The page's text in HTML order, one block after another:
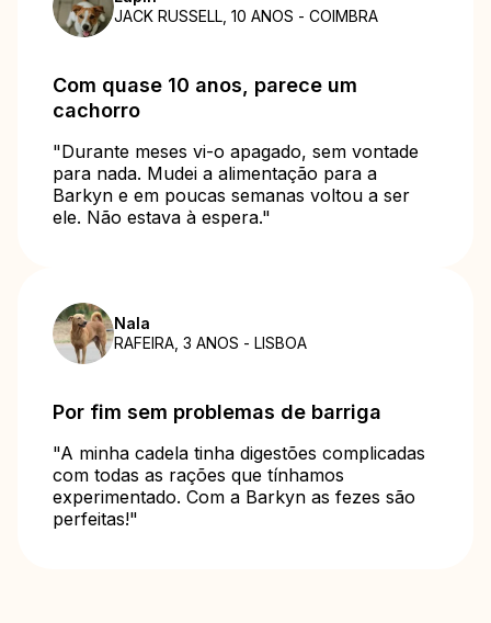
JACK RUSSELL, 10 ANOS - COIMBRA
Com quase 10 anos, parece um
cachorro
"Durante meses vi-o apagado, sem vontade
para nada. Mudei a alimentação para a
Barkyn e em poucas semanas voltou a ser
ele. Não estava à espera."
Nala
RAFEIRA, 3 ANOS - LISBOA
Por fim sem problemas de barriga
"A minha cadela tinha digestões complicadas
com todas as rações que tínhamos
experimentado. Com a Barkyn as fezes são
perfeitas!"